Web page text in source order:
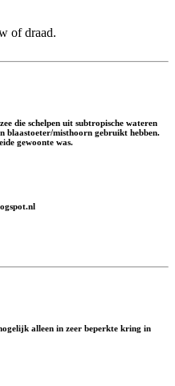
of draad.
die schelpen uit subtropische wateren
blaastoeter/misthoorn gebruikt hebben.
gewoonte was.
alleen in zeer beperkte kring in